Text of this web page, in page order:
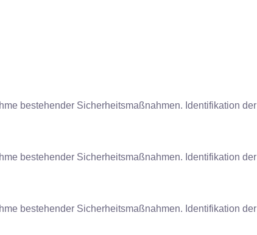
bestehender Sicherheitsmaßnahmen. Identifikation der
bestehender Sicherheitsmaßnahmen. Identifikation der
bestehender Sicherheitsmaßnahmen. Identifikation der